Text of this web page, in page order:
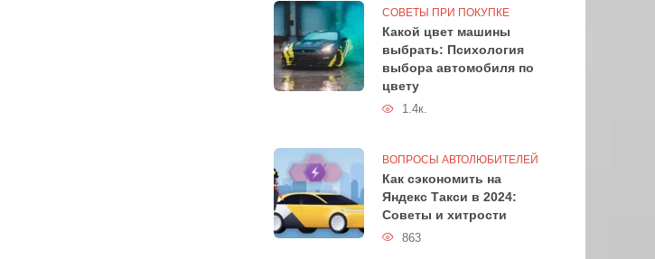
СОВЕТЫ ПРИ ПОКУПКЕ
Какой цвет машины
выбрать: Психология
выбора автомобиля по
цвету
1.4к.
ВОПРОСЫ АВТОЛЮБИТЕЛЕЙ
Как сэкономить на
Яндекс Такси в 2024:
Советы и хитрости
863